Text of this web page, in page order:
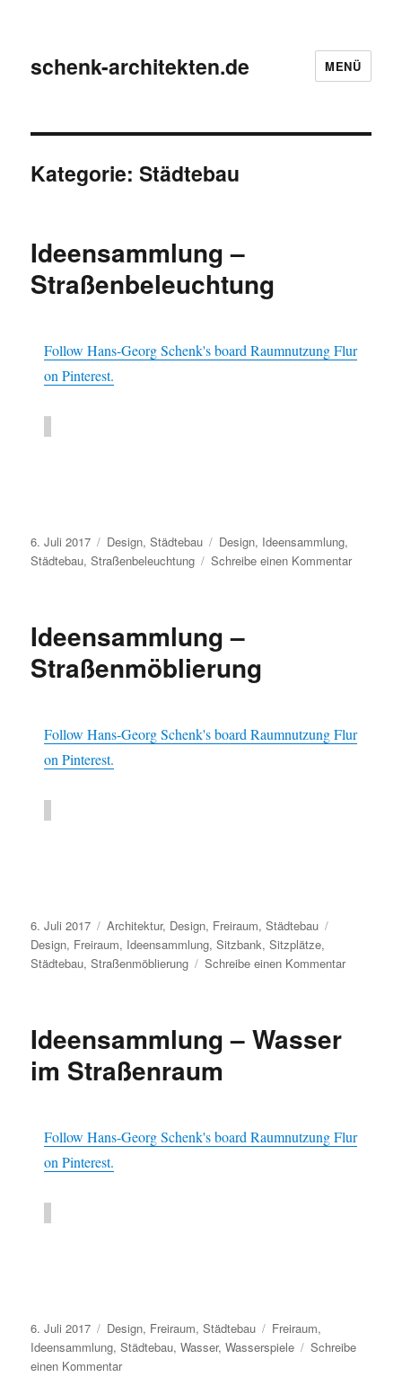
schenk-architekten.de MENÜ
Kategorie:Städtebau
Ideensammlung –
Straßenbeleuchtung
Follow Hans-Georg Schenk's board Raumnutzung Flur
on Pinterest.
Veröffentlicht
am
6. Juli 2017 Kategorien
Design,Städtebau Schlagwörter
Design, Ideensammlung,
Städtebau,Straßenbeleuchtung Schreibe einen Kommentarzu
Ideensammlung –
Straßenmöblierung
Follow Hans-Georg Schenk's board Raumnutzung Flur
on Pinterest.
Veröffentlicht
am
6. Juli 2017 Kategorien
Architektur, Design, Freiraum,Städtebau
Design, Freiraum, Ideensammlung,Sitzbank,Sitzplätze,
Städtebau,Straßenmöblierung Schreibe einen Kommentarzu
Ideensammlung – Wasser
im Straßenraum
Follow Hans-Georg Schenk's board Raumnutzung Flur
on Pinterest.
Veröffentlicht
am
6. Juli 2017 Kategorien
Design, Freiraum,Städtebau Schlagwörter
Freiraum,
Ideensammlung,Städtebau,Wasser,Wasserspiele
Schreibe
einen Kommentarzu